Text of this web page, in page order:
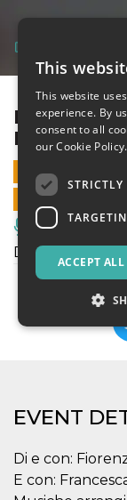
LA
LA
MELANDRI
29 APRIL
ONLINE
Music, Live
Di e con:
EVENT
Di e con:
E con:
This
This website
experience. By
consent to all
our Cookie Policy.
STRICTLY
ACCEPT ALL
functionality such
management.
Name